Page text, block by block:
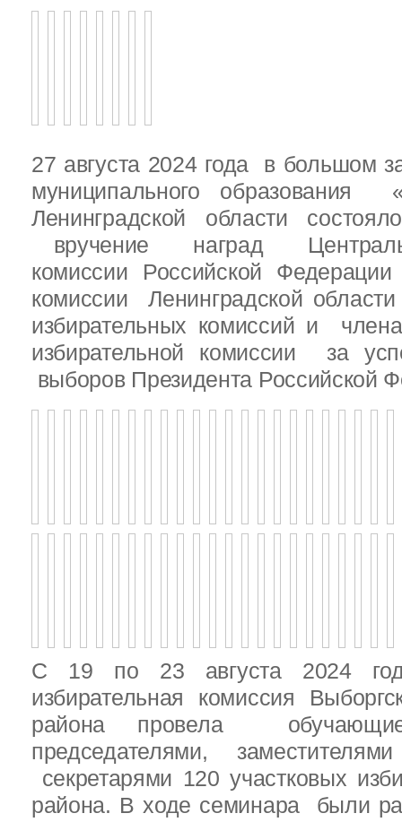
27 августа 2024 года в большом
муниципального образования
Ленинградской области
вручение наград
комиссии Российской
комиссии Ленинградской
избирательных комиссий и
избирательной комиссии за
выборов Президента Российской
С 19 по 23 августа 2024
избирательная комиссия
района провела
председателями,
секретарями 120 участковых
района. В ходе семинара были